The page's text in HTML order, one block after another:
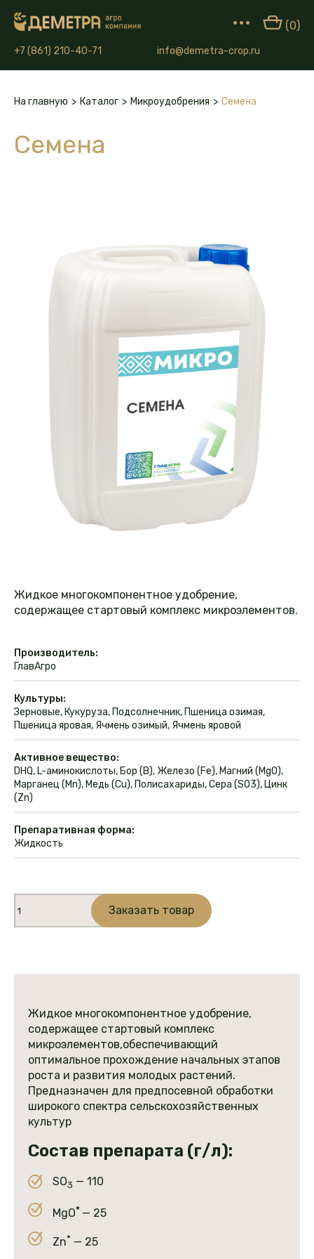
•••
+7 (861) 210-40-71 info@demetra-crop.ru
(0)
На главную > Каталог > Микроудобрения > Семена
Семена
Жидкое многокомпонентное удобрение,
содержащее стартовый комплекс микроэлементов.
Производитель:
ГлавАгро
Культуры:
Зерновые, Кукуруза, Подсолнечник, Пшеница озимая,
Пшеница яровая, Ячмень озимый, Ячмень яровой
Активное вещество:
DHQ, L-аминокислоты, Бор (B), Железо (Fe), Магний (MgO),
Марганец (Mn), Медь (Cu), Полисахариды, Сера (SO3), Цинк
(Zn)
Препаративная форма:
Жидкость
товара
Семена
Заказать товар
Жидкое многокомпонентное удобрение,
содержащее стартовый комплекс
микроэлементов,обеспечивающий
оптимальное прохождение начальных этапов
роста и развития молодых растений.
Предназначен для предпосевной обработки
широкого спектра сельскохозяйственных
культур
Состав препарата (г/л):
SO3 — 110
MgO* — 25
Zn* — 25